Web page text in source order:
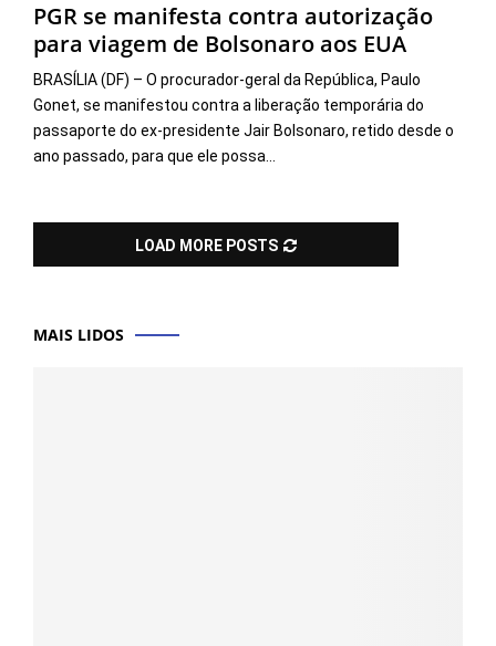
PGR se manifesta contra autorização
para viagem de Bolsonaro aos EUA
BRASÍLIA (DF) – O procurador-geral da República, Paulo
Gonet, se manifestou contra a liberação temporária do
passaporte do ex-presidente Jair Bolsonaro, retido desde o
ano passado, para que ele possa...
LOAD MORE POSTS
MAIS LIDOS